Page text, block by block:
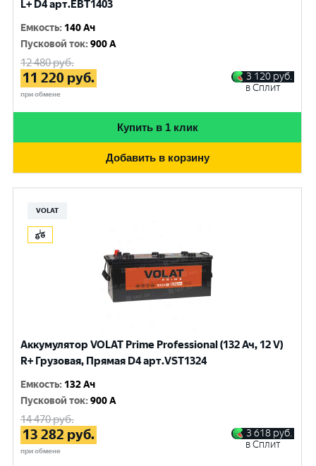
L+ D4 арт.EBT1403
Емкость: 140 Ач
Пусковой ток:900 A
12 480руб.
11 220 руб.
при обмене
3 120 руб.
в Сплит
Купить в 1 клик
Добавить в корзину
VOLAT
Аккумулятор VOLAT Prime Professional (132 Ач, 12 V)
R+ Грузовая, Прямая D4 арт.VST1324
Емкость: 132 Ач
Пусковой ток:900 A
14 470руб.
13 282 руб.
при обмене
3 618 руб.
в Сплит